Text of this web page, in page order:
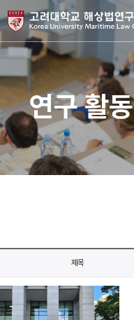
연구 활동
제목